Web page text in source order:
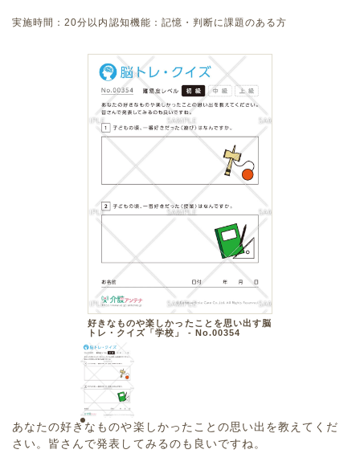
実施時間：20分以内 認知機能： 記憶・判断に課題のある方
好きなものや楽しかったことを思い出す脳
トレ・クイズ「学校」 - No.00354
あなたの好きなものや楽しかったことの思い出を教えてくだ
さい。皆さんで発表してみるのも良いですね。